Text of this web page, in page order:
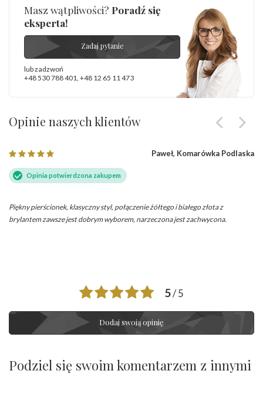
Masz wątpliwości? Poradź się
eksperta!
Zadaj pytanie
lub zadzwoń
+48 530 788 401 +48 12 65 11 473
Opinie naszych klientów
Paweł, Komarówka Podlaska
Opinia potwierdzona zakupem
Piękny pierścionek, klasyczny styl, połączenie żółtego i białego złota z
brylantem zawsze jest dobrym wyborem, narzeczona jest zachwycona.
5/ 5
Dodaj swoją opinię
Podziel się swoim komentarzem z innymi